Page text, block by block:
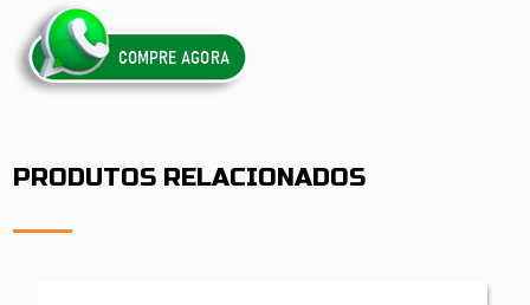
PRODUTOS RELACIONADOS